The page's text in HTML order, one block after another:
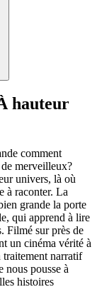
hauteur
comment
merveilleux?
univers, là où
à raconter. La
grande la porte
qui apprend à lire
Filmé sur près de
un cinéma vérité à
traitement narratif
nous pousse à
histoires